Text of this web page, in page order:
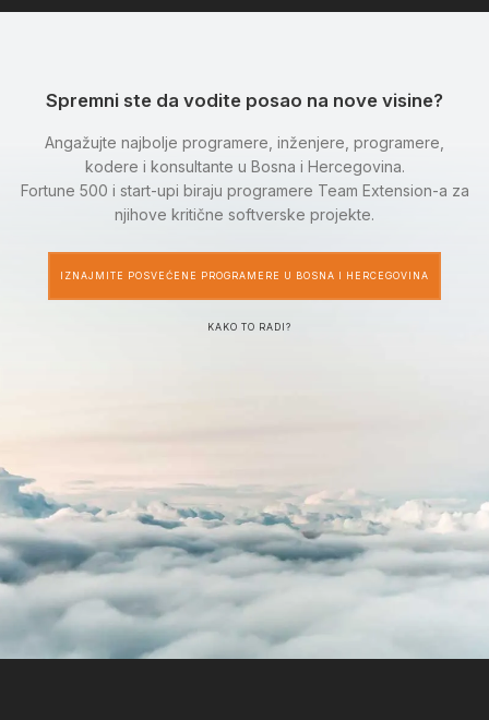
Spremni ste da vodite posao na nove visine?
Angažujte najbolje programere, inženjere, programere,
kodere i konsultante u Bosna i Hercegovina.
Fortune 500 i start-upi biraju programere Team Extension-a za
njihove kritične softverske projekte.
IZNAJMITE POSVEĆENE PROGRAMERE U BOSNA I HERCEGOVINA
KAKO TO RADI?